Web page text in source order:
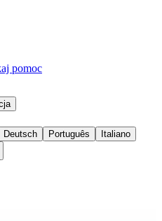
pomoc
Deutsch Português
Italiano